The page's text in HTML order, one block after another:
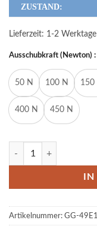
ZUSTAND:
Lieferzeit: 1-2 Werktage
Ausschubkraft (Newton) :
50 N 100 N 150
400 N 450 N
Edelstahl 316L
Artikelnummer: GG-